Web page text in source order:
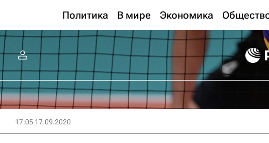
Политика В мире Экономика
17:05 17.09.2020